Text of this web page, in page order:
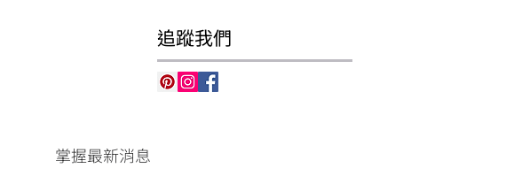
追蹤我們
掌握最新消息